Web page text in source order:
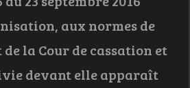
aux normes de
la Cour de cassation et
devant elle apparaît